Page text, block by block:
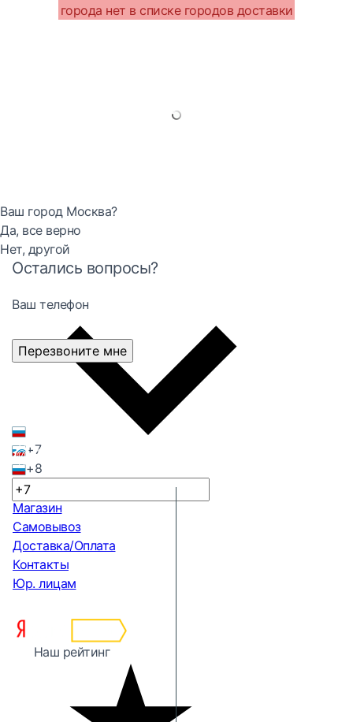
города нет в списке городов доставки
Ваш город Москва?
Да, все верно
Нет, другой
Остались вопросы?
Ваш телефон
+7
+8
Перезвоните мне
Магазин
Самовывоз
Доставка/Оплата
Контакты
Юр. лицам
Наш рейтинг